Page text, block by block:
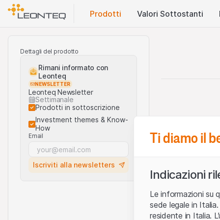
Prodotti Valori Sottostanti
Dettagli del prodotto
Rimani informato con
Leonteq
NEWSLETTER
Leonteq Newsletter
Settimanale
Prodotti in sottoscrizione
Investment themes & Know-
How
Email
Iscriviti alla newsletters
Ti diamo il
Indicazioni
Le informazioni su
sede legale in
residente in Italia.